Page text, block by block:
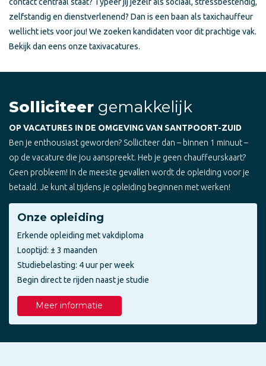
zelfstandig en dienstverlenend? Dan is een baan als taxichauffeur
wellicht iets voor jou! We zoeken kandidaten voor dit prachtige vak.
Bekijk dan eens onze taxivacatures.
Solliciteer gemakkelijk
OP VACATURES IN DE OMGEVING VAN SANTPOORT-ZUID
Ben je enthousiast geworden? Solliciteer dan – binnen 1 minuut –
op de vacature die jou aanspreekt. Heb je geen chauffeurskaart?
Geen probleem! In de meeste gevallen wordt de opleiding voor je
betaald. Je kunt al tijdens je opleiding beginnen met werken!
Onze opleiding
Erkende opleiding met vakdiploma
Looptijd: ± 3 maanden
Studiebelasting: 4 uur per week
Begin direct te rijden naast je studie
Meer informatie